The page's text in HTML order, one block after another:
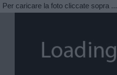
Per caricare la foto cliccate sopra ...